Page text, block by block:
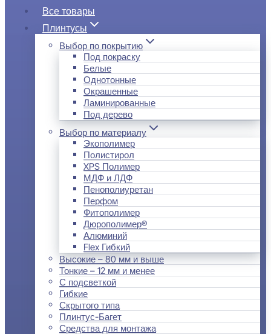
Все товары
Плинтусы
Выбор по покрытию
Под покраску
Белые
Однотонные
Окрашенные
Ламинированные
Под дерево
Выбор по материалу
Экополимер
Полистирол
XPS Полимер
МДФ и ЛДФ
Пенополиуретан
Перфом
Фитополимер
Дюрополимер®
Алюминий
Flex Гибкий
Высокие – 80 мм и выше
Тонкие – 12 мм и менее
С подсветкой
Гибкие
Скрытого типа
Плинтус-Багет
Средства для монтажа